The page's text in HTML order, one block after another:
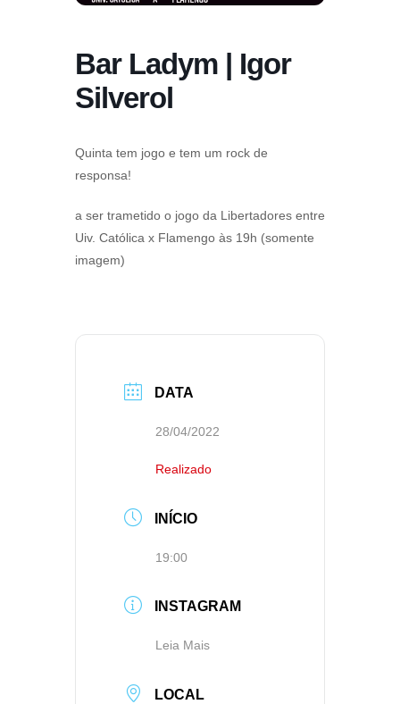
Bar Ladym | Igor
Silverol
Quinta tem jogo e tem um rock de
responsa!
a ser trametido o jogo da Libertadores entre
Uiv. Católica x Flamengo às 19h (somente
imagem)
DATA
28/04/2022
Realizado
INÍCIO
19:00
INSTAGRAM
Leia Mais
LOCAL